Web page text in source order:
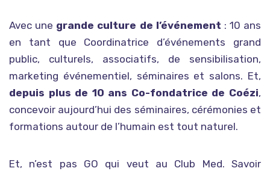
Avec une grande culture de l’événement : 10 ans
en tant que Coordinatrice d’événements grand
public, culturels, associatifs, de sensibilisation,
marketing événementiel, séminaires et salons. Et,
depuis plus de 10 ans Co-fondatrice de Coézi,
concevoir aujourd’hui des séminaires, cérémonies et
formations autour de l’humain est tout naturel.
Et, n’est pas GO qui veut au Club Med. Savoir